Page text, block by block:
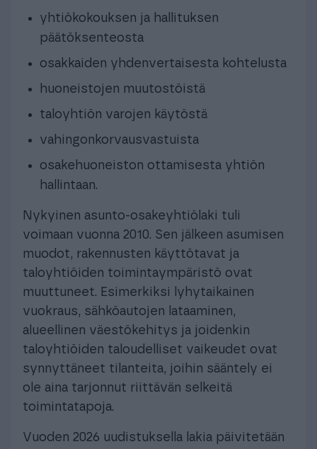
yhtiökokouksen ja hallituksen
päätöksenteosta
osakkaiden yhdenvertaisesta kohtelusta
huoneistojen muutostöistä
taloyhtiön varojen käytöstä
vahingonkorvausvastuista
osakehuoneiston ottamisesta yhtiön
hallintaan.
Nykyinen asunto-osakeyhtiölaki tuli
voimaan vuonna 2010. Sen jälkeen asumisen
muodot, rakennusten käyttötavat ja
taloyhtiöiden toimintaympäristö ovat
muuttuneet. Esimerkiksi lyhytaikainen
vuokraus, sähköautojen lataaminen,
alueellinen väestökehitys ja joidenkin
taloyhtiöiden taloudelliset vaikeudet ovat
synnyttäneet tilanteita, joihin sääntely ei
ole aina tarjonnut riittävän selkeitä
toimintatapoja.
Vuoden 2026 uudistuksella lakia päivitetään